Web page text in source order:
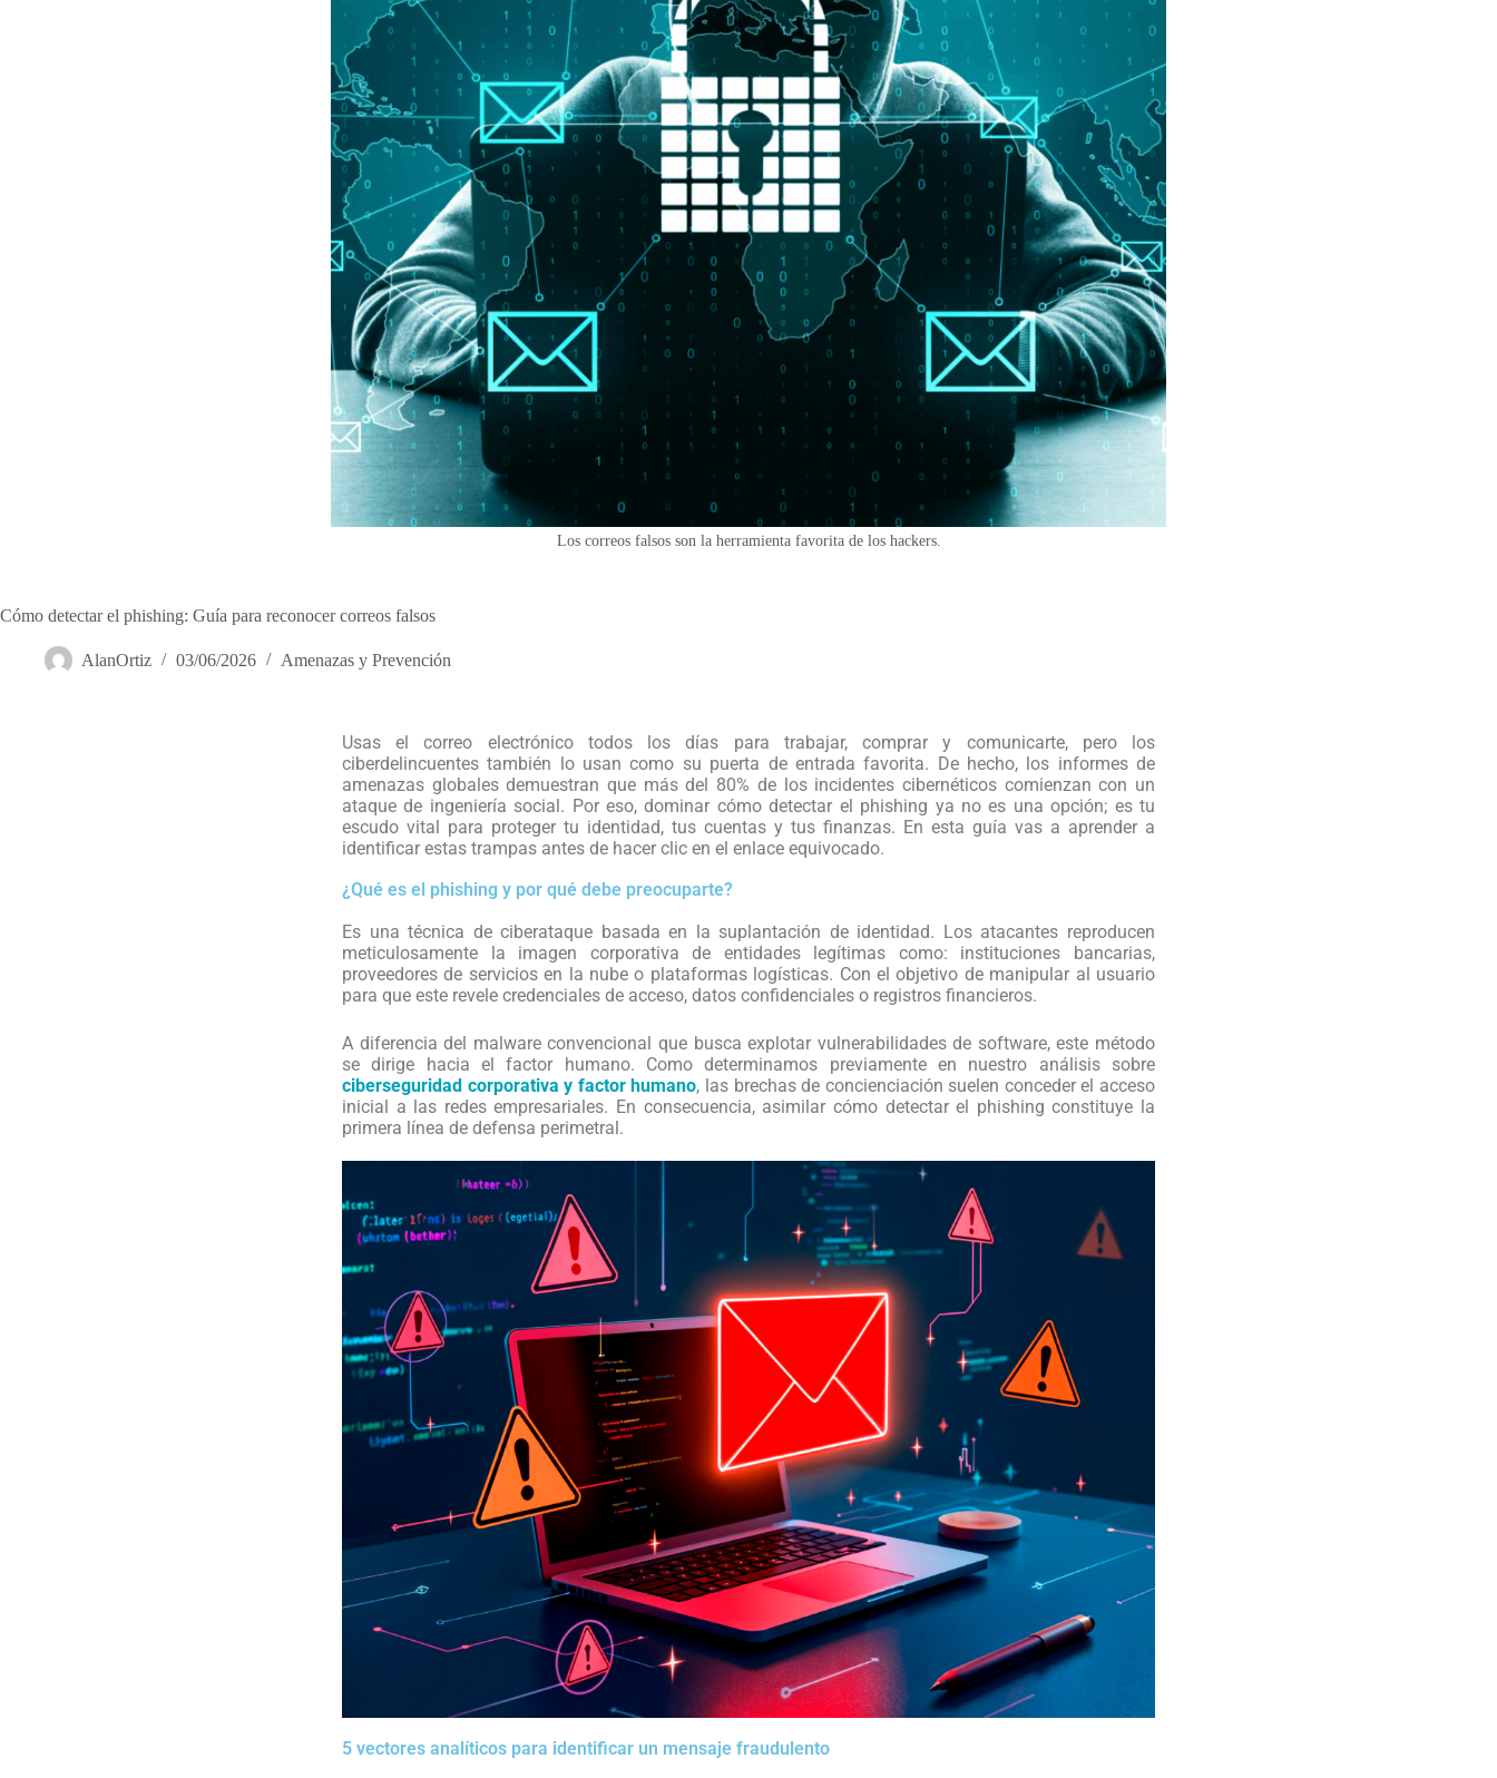
Los correos falsos son la herramienta favorita de los hackers.
Cómo detectar el phishing: Guía para reconocer correos falsos
AlanOrtiz 03/06/2026 Amenazas y Prevención
Usas el correo electrónico todos los días para trabajar, comprar y comunicarte, pero los
ciberdelincuentes también lo usan como su puerta de entrada favorita. De hecho, los informes de
amenazas globales demuestran que más del 80% de los incidentes cibernéticos comienzan con un
ataque de ingeniería social. Por eso, dominar cómo detectar el phishing ya no es una opción; es tu
escudo vital para proteger tu identidad, tus cuentas y tus finanzas. En esta guía vas a aprender a
identificar estas trampas antes de hacer clic en el enlace equivocado.
¿Qué es el phishing y por qué debe preocuparte?
Es una técnica de ciberataque basada en la suplantación de identidad. Los atacantes reproducen
meticulosamente la imagen corporativa de entidades legítimas como: instituciones bancarias,
proveedores de servicios en la nube o plataformas logísticas. Con el objetivo de manipular al usuario
para que este revele credenciales de acceso, datos confidenciales o registros financieros.
A diferencia del malware convencional que busca explotar vulnerabilidades de software, este método
se dirige hacia el factor humano. Como determinamos previamente en nuestro análisis sobre
ciberseguridad corporativa y factor humano, las brechas de concienciación suelen conceder el acceso
inicial a las redes empresariales. En consecuencia, asimilar cómo detectar el phishing constituye la
primera línea de defensa perimetral.
5 vectores analíticos para identificar un mensaje fraudulento